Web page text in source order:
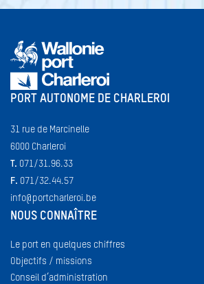
PORT AUTONOME DE CHARLEROI
31 rue de Marcinelle
6000 Charleroi
T. 071/31.96.33
F. 071/32.44.57
info@portcharleroi.be
NOUS CONNAÎTRE
Le port en quelques chiffres
Objectifs / missions
Conseil d’administration